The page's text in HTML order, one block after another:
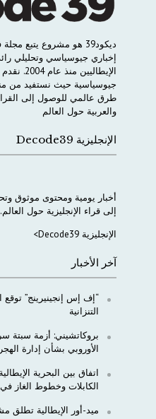
ديكود39 هو مشروع يتبع مجلة
إخباري جيوسياسي وتحليلي
الإيطاليين منذ عام 2004. نقدم
جيوسياسية حيث نستفيد من
طرق عالمي للوصول إلى
والعربية حول العالم
الإنجليزية Decode39
أخبار يومية ومحتوى موثوق
إلى قراء الإنجليزية حول العالم.
الإنجليزية Decode39>
آخر الأخبار
“إف إس إنجينيرينج” توقع
التنزانية
بروكاتشيني: أزمة سبتة
الأوروبي بشأن إدارة
اتفاق بين البحرية
الكابلات وخطوط الغاز
ميد-أور الإيطالية تطلق